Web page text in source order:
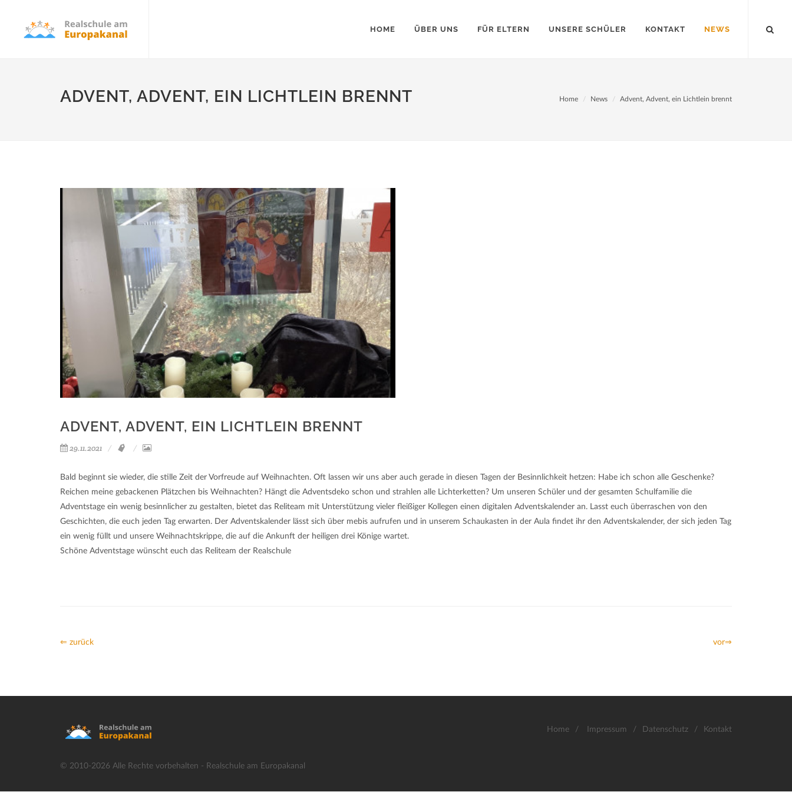
HOME ÜBER UNS FÜR ELTERN UNSERE SCHÜLER KONTAKT NEWS
ADVENT, ADVENT, EIN LICHTLEIN BRENNT Home News Advent, Advent, ein Lichtlein brennt
ADVENT, ADVENT, EIN LICHTLEIN BRENNT
29.11.2021
Bald beginnt sie wieder, die stille Zeit der Vorfreude auf Weihnachten. Oft lassen wir uns aber auch gerade in diesen Tagen der Besinnlichkeit hetzen: Habe ich schon alle Geschenke?
Reichen meine gebackenen Plätzchen bis Weihnachten? Hängt die Adventsdeko schon und strahlen alle Lichterketten? Um unseren Schüler und der gesamten Schulfamilie die
Adventstage ein wenig besinnlicher zu gestalten, bietet das Reliteam mit Unterstützung vieler fleißiger Kollegen einen digitalen Adventskalender an. Lasst euch überraschen von den
Geschichten, die euch jeden Tag erwarten. Der Adventskalender lässt sich über mebis aufrufen und in unserem Schaukasten in der Aula findet ihr den Adventskalender, der sich jeden Tag
ein wenig füllt und unsere Weihnachtskrippe, die auf die Ankunft der heiligen drei Könige wartet.
Schöne Adventstage wünscht euch das Reliteam der Realschule
⇐ zurück vor⇒
© 2010-2026 Alle Rechte vorbehalten - Realschule am Europakanal
Home / Impressum / Datenschutz / Kontakt